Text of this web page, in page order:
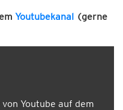
Youtubekanal (gerne
Youtube auf dem